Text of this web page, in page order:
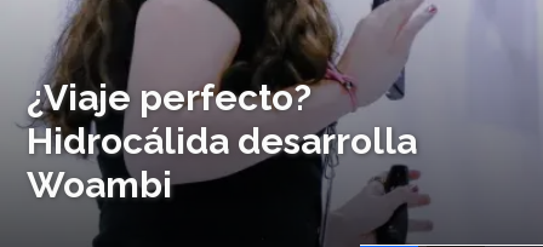
¿Viaje perfecto?
Hidrocálida desarrolla
Woambi